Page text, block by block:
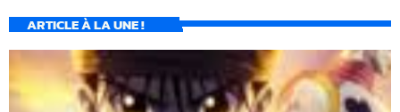
ARTICLE À LA UNE !